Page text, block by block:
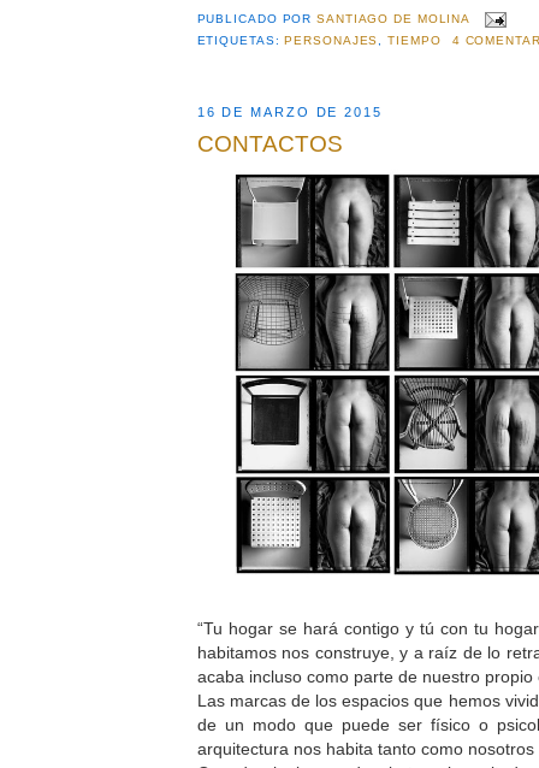
PUBLICADO PORSANTIAGO DE MOLINA
ETIQUETAS:PERSONAJES ,TIEMPO 4
16 DE MARZO DE 2015
CONTACTOS
“Tu hogar se hará contigo y tú con tu
habitamos nos construye, y a raíz de lo
acaba incluso como parte de nuestro propio
Las marcas de los espacios que hemos
de un modo que puede ser físico o
arquitectura nos habita tanto como nosotros